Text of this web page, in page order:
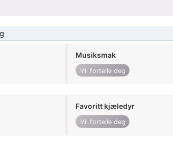
Musiksmak
Vil fortelle deg
Favoritt kjæledyr
Vil fortelle deg